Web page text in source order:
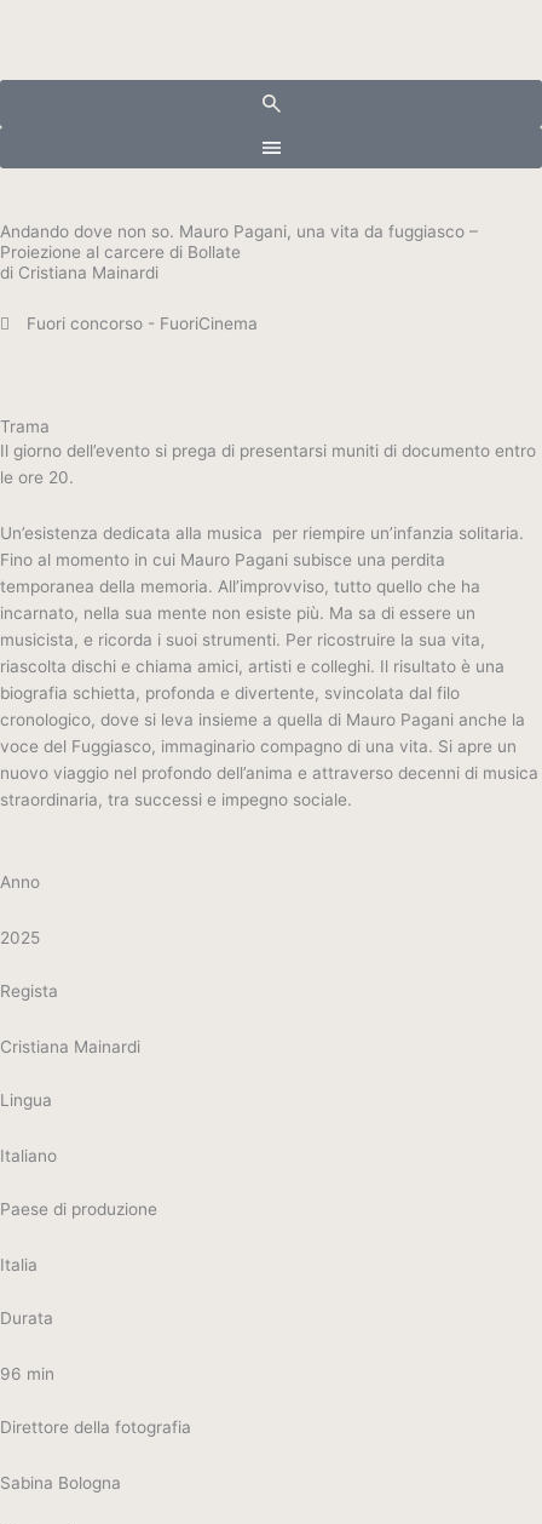
Andando dove non so. Mauro Pagani, una vita da fuggiasco –
Proiezione al carcere di Bollate
di Cristiana Mainardi
Fuori concorso - FuoriCinema
Trama
Il giorno dell’evento si prega di presentarsi muniti di documento entro
le ore 20.
Un’esistenza dedicata alla musica per riempire un’infanzia solitaria.
Fino al momento in cui Mauro Pagani subisce una perdita
temporanea della memoria. All’improvviso, tutto quello che ha
incarnato, nella sua mente non esiste più. Ma sa di essere un
musicista, e ricorda i suoi strumenti. Per ricostruire la sua vita,
riascolta dischi e chiama amici, artisti e colleghi. Il risultato è una
biografia schietta, profonda e divertente, svincolata dal filo
cronologico, dove si leva insieme a quella di Mauro Pagani anche la
voce del Fuggiasco, immaginario compagno di una vita. Si apre un
nuovo viaggio nel profondo dell’anima e attraverso decenni di musica
straordinaria, tra successi e impegno sociale.
Anno
2025
Regista
Cristiana Mainardi
Lingua
Italiano
Paese di produzione
Italia
Durata
96 min
Direttore della fotografia
Sabina Bologna